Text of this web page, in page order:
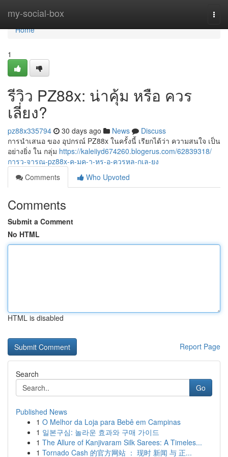
my-social-box
Home
Home
1
รีวิว PZ88x: น่าคุ้ม หรือ ควร
เลี่ยง?
pz88x335794 30 days ago News
Discuss
การนำเสนอ ของ อุปกรณ์ PZ88x ในครั้งนี้ เรียกได้ว่า ความสนใจ เป็น
อย่างยิ่ง ใน กลุ่ม https://kaleiiyd674260.blogerus.com/62839318/
การว-จารณ-pz88x-ค-มค-า-หร-อ-ควรหล-กเล-ยง
Comments
Who Upvoted
Comments
Submit a Comment
No HTML
HTML is disabled
Report Page
Search
Go
Published News
1 O Melhor da Loja para Bebê em Campinas
1 일본구심: 놀라운 효과와 구매 가이드
1 The Allure of Kanjivaram Silk Sarees: A Timeles...
1 Tornado Cash 的官方网站 ： 现时 新闻 与 正...